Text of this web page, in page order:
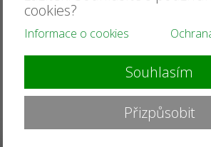
svým adoptovaným
ošetřovatele (doba trvání
čas a termín.
Adopční listinu.
Cedulka s Vaším jménem
cookies?
Informace o cookies
Souhlasím
Přizpůsobit